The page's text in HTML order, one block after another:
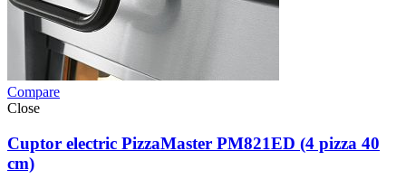
Compare
Close
Cuptor electric PizzaMaster PM821ED (4 pizza 40
cm)